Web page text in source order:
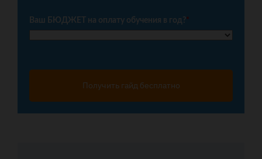
Ваш БЮДЖЕТ на оплату обучения в год?*
Получить гайд бесплатно